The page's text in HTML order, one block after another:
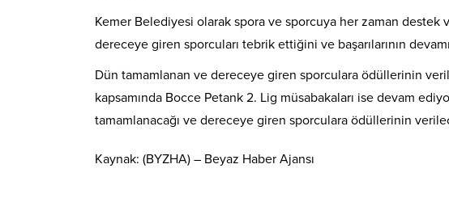
Kemer Belediyesi olarak spora ve sporcuya her zaman destek
dereceye giren sporcuları tebrik ettiğini ve başarılarının
Dün tamamlanan ve dereceye giren sporculara ödüllerinin
kapsamında Bocce Petank 2. Lig müsabakaları ise devam
tamamlanacağı ve dereceye giren sporculara ödüllerinin
Kaynak: (BYZHA) – Beyaz Haber Ajansı